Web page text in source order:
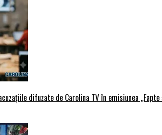
difuzate de Carolina TV în emisiunea